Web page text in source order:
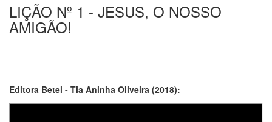
LIÇÃO Nº 1 - JESUS, O NOSSO
AMIGÃO!
Editora Betel - Tia Aninha Oliveira (2018):